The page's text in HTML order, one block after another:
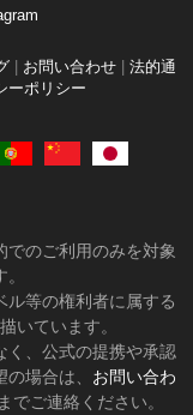
お問い合わせ
法的通
ーポリシー
でのご利用のみを対象
等の権利者に属する
いています。
く、公式の提携や承認
場合は、 お問い合わ
までご連絡ください。